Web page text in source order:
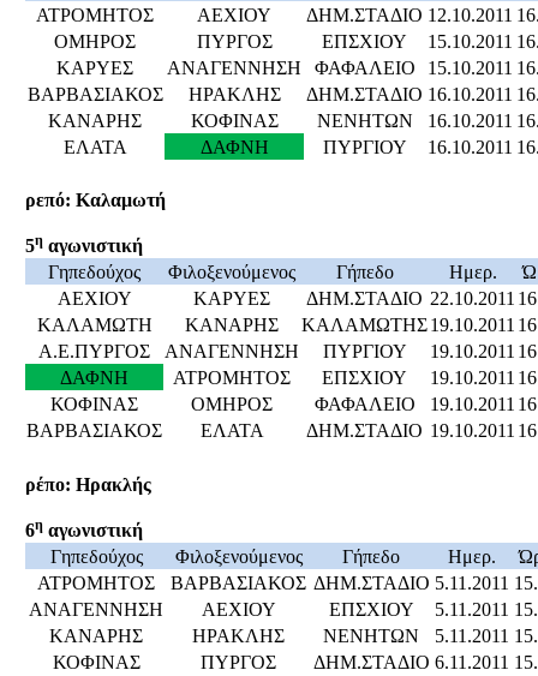
ΑΤΡΟΜΗΤΟΣ
ΑΕΧΙΟΥ ΔΗΜ.ΣΤΑΔΙΟ 12.10.2011
ΟΜΗΡΟΣ
ΠΥΡΓΟΣ ΕΠΣΧΙΟΥ 15.10.2011
ΚΑΡΥΕΣ
ΑΝΑΓΕΝΝΗΣΗ ΦΑΦΑΛΕΙΟ 15.10.2011
ΒΑΡΒΑΣΙΑΚΟΣ
ΗΡΑΚΛΗΣ ΔΗΜ.ΣΤΑΔΙΟ 16.10.2011
ΚΑΝΑΡΗΣ
ΚΟΦΙΝΑΣ ΝΕΝΗΤΩΝ 16.10.2011
ΕΛΑΤΑ
ΔΑΦΝΗ ΠΥΡΓΙΟΥ 16.10.2011
ρεπό: Καλαμωτή
5η αγωνιστική
Γηπεδούχος
Φιλοξενούμενος Γήπεδο Ημερ.
ΑΕΧΙΟΥ
ΚΑΡΥΕΣ ΔΗΜ.ΣΤΑΔΙΟ 22.10.2011
ΚΑΛΑΜΩΤΗ
ΚΑΝΑΡΗΣ ΚΑΛΑΜΩΤΗΣ19.10.2011
Α.Ε.ΠΥΡΓΟΣ
ΑΝΑΓΕΝΝΗΣΗ ΠΥΡΓΙΟΥ 19.10.2011
ΔΑΦΝΗ
ΑΤΡΟΜΗΤΟΣ ΕΠΣΧΙΟΥ 19.10.2011
ΚΟΦΙΝΑΣ
ΟΜΗΡΟΣ ΦΑΦΑΛΕΙΟ 19.10.2011
ΒΑΡΒΑΣΙΑΚΟΣ
ΕΛΑΤΑ ΔΗΜ.ΣΤΑΔΙΟ 19.10.2011
ρέπο: Ηρακλής
6η αγωνιστική
Γηπεδούχος
Φιλοξενούμενος Γήπεδο Ημερ.
ΑΤΡΟΜΗΤΟΣ
ΒΑΡΒΑΣΙΑΚΟΣ ΔΗΜ.ΣΤΑΔΙΟ 5.11.2011
ΑΝΑΓΕΝΝΗΣΗ
ΑΕΧΙΟΥ ΕΠΣΧΙΟΥ 5.11.2011
ΚΑΝΑΡΗΣ
ΗΡΑΚΛΗΣ ΝΕΝΗΤΩΝ 5.11.2011
ΚΟΦΙΝΑΣ
ΠΥΡΓΟΣ ΔΗΜ.ΣΤΑΔΙΟ 6.11.2011